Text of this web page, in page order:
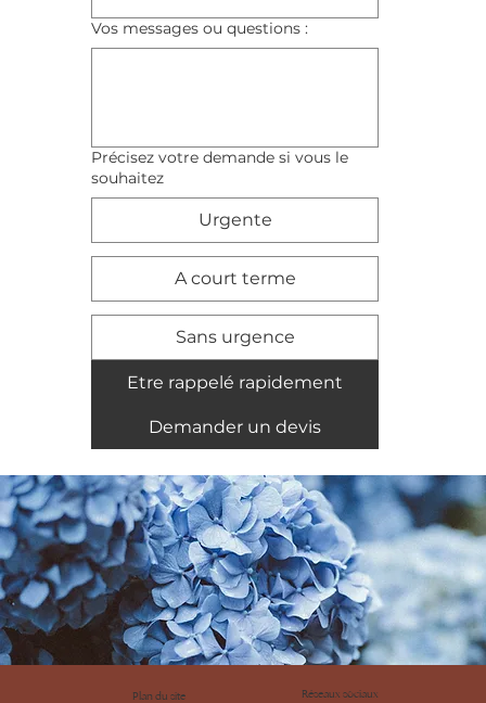
Vos messages ou questions :
Précisez votre demande si vous le
souhaitez
Urgente
A court terme
Sans urgence
Etre rappelé rapidement
Demander un devis
Réseaux sociaux
Plan du site